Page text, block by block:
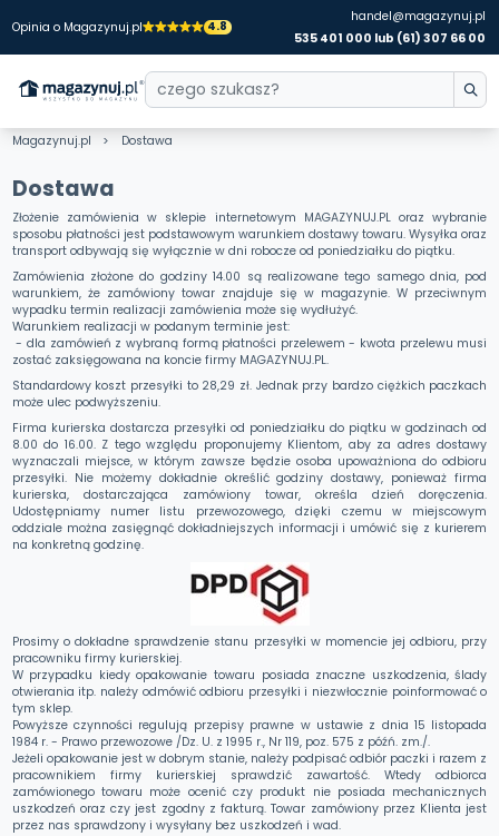
Opinia o Magazynuj.pl 4.8
handel@magazynuj.pl
535 401 000 lub (61) 307 66 00
Magazynuj.pl Dostawa
Dostawa
Złożenie zamówienia w sklepie internetowym MAGAZYNUJ.PL oraz wybranie
sposobu płatności jest podstawowym warunkiem dostawy towaru. Wysyłka oraz
transport odbywają się wyłącznie w dni robocze od poniedziałku do piątku.
Zamówienia złożone do godziny 14.00 są realizowane tego samego dnia, pod
warunkiem, że zamówiony towar znajduje się w magazynie. W przeciwnym
wypadku termin realizacji zamówienia może się wydłużyć.
Warunkiem realizacji w podanym terminie jest:
- dla zamówień z wybraną formą płatności przelewem - kwota przelewu musi
zostać zaksięgowana na koncie firmy MAGAZYNUJ.PL.
Standardowy koszt przesyłki to 28,29 zł. Jednak przy bardzo ciężkich paczkach
może ulec podwyższeniu.
Firma kurierska dostarcza przesyłki od poniedziałku do piątku w godzinach od
8.00 do 16.00. Z tego względu proponujemy Klientom, aby za adres dostawy
wyznaczali miejsce, w którym zawsze będzie osoba upoważniona do odbioru
przesyłki. Nie możemy dokładnie określić godziny dostawy, ponieważ firma
kurierska, dostarczająca zamówiony towar, określa dzień doręczenia.
Udostępniamy numer listu przewozowego, dzięki czemu w miejscowym
oddziale można zasięgnąć dokładniejszych informacji i umówić się z kurierem
na konkretną godzinę.
Prosimy o dokładne sprawdzenie stanu przesyłki w momencie jej odbioru, przy
pracowniku firmy kurierskiej.
W przypadku kiedy opakowanie towaru posiada znaczne uszkodzenia, ślady
otwierania itp. należy odmówić odbioru przesyłki i niezwłocznie poinformować o
tym sklep.
Powyższe czynności regulują przepisy prawne w ustawie z dnia 15 listopada
1984 r. - Prawo przewozowe /Dz. U. z 1995 r., Nr 119, poz. 575 z późń. zm./.
Jeżeli opakowanie jest w dobrym stanie, należy podpisać odbiór paczki i razem z
pracownikiem firmy kurierskiej sprawdzić zawartość. Wtedy odbiorca
zamówionego towaru może ocenić czy produkt nie posiada mechanicznych
uszkodzeń oraz czy jest zgodny z fakturą. Towar zamówiony przez Klienta jest
przez nas sprawdzony i wysyłany bez uszkodzeń i wad.